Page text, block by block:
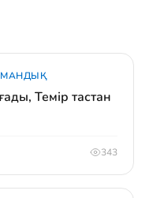
Темір тастан
343